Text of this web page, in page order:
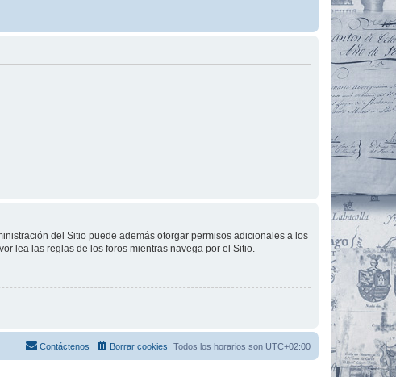
del Sitio puede además otorgar permisos adicionales a los
lea las reglas de los foros mientras navega por el Sitio.
Todos los horarios son UTC+02:00
Borrar cookies
Contáctenos